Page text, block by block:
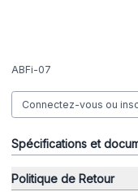
ABFi-07
Connectez-vous ou
Spécifications et
Politique de Retour